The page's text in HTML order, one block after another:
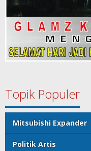
Topik Populer
Mitsubishi Expander
Politik Artis